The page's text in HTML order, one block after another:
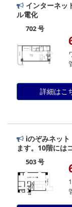
インターネッ
ル電化
702 号
詳細はこ
iのぞみネッ
ます。10階には
503 号